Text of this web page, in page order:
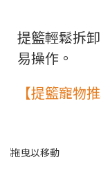
提籃輕鬆拆
易操作。
【提籃寵物